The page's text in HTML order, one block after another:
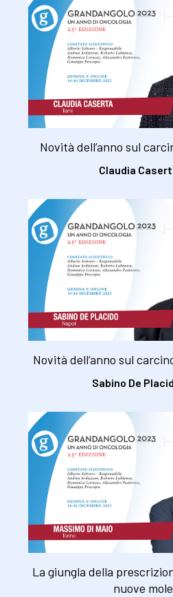
Novità dell’anno sul
Claudia
Novità dell’anno sul
Sabino De
La giungla della
nuove